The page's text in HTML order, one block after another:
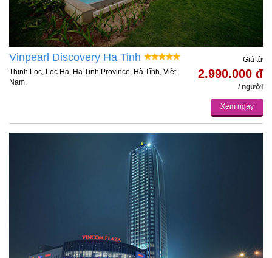
Vinpearl Discovery Ha Tinh
Thinh Loc, Loc Ha, Ha Tinh Province, Hà Tĩnh, Việt
Nam.
Giá từ
2.990.000 đ
/ người
Xem ngay